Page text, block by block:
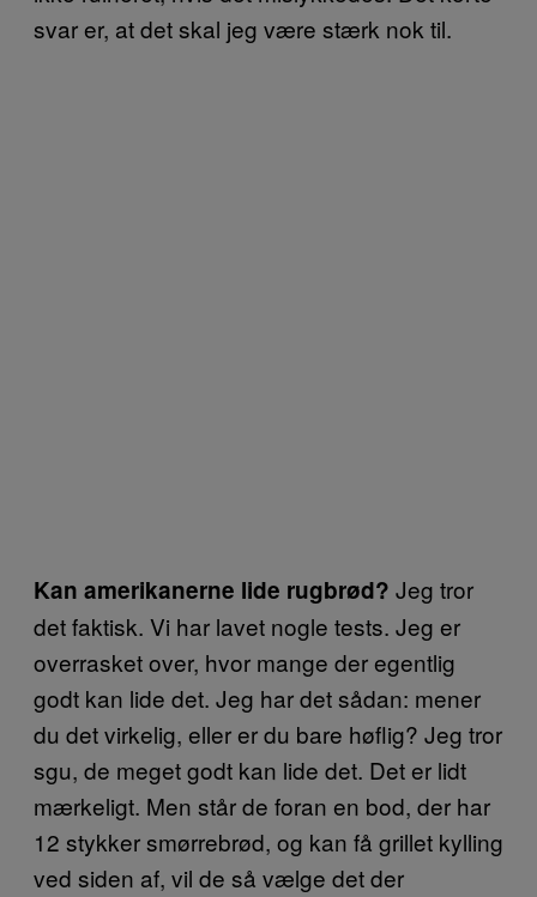
svar er, at det skal jeg være stærk nok til.
Kan amerikanerne lide rugbrød? Jeg tror
det faktisk. Vi har lavet nogle tests. Jeg er
overrasket over, hvor mange der egentlig
godt kan lide det. Jeg har det sådan: mener
du det virkelig, eller er du bare høflig? Jeg tror
sgu, de meget godt kan lide det. Det er lidt
mærkeligt. Men står de foran en bod, der har
12 stykker smørrebrød, og kan få grillet kylling
ved siden af, vil de så vælge det der